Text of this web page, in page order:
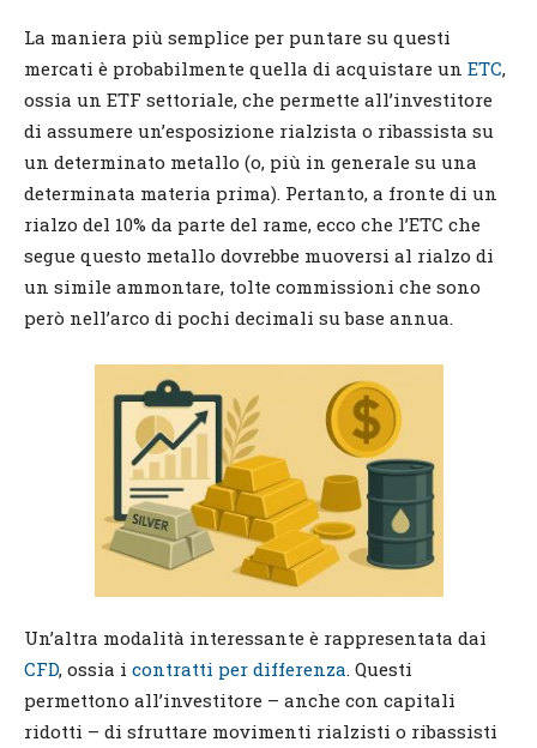
La maniera più semplice per puntare su questi
mercati è probabilmente quella di acquistare un ETC,
ossia un ETF settoriale, che permette all’investitore
di assumere un’esposizione rialzista o ribassista su
un determinato metallo (o, più in generale su una
determinata materia prima). Pertanto, a fronte di un
rialzo del 10% da parte del rame, ecco che l’ETC che
segue questo metallo dovrebbe muoversi al rialzo di
un simile ammontare, tolte commissioni che sono
però nell’arco di pochi decimali su base annua.
Un’altra modalità interessante è rappresentata dai
CFD, ossia i contratti per differenza. Questi
permettono all’investitore – anche con capitali
ridotti – di sfruttare movimenti rialzisti o ribassisti